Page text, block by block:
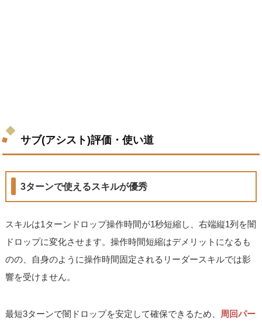
サブ(アシスト)評価・使い道
3ターンで使えるスキルが優秀
スキルは1ターンドロップ操作時間が1秒短縮し、右端縦1列を闇
ドロップに変化させます。操作時間短縮はデメリットになるも
のの、自身のように操作時間固定されるリーダースキルでは影
響を受けません。
最短3ターンで闇ドロップを安定して確保できるため、 周回パー